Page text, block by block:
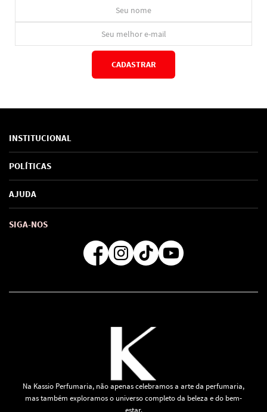
CADASTRAR
INSTITUCIONAL
Sobre Nós
Marcas
SAC de marcas
Como comprar
POLÍTICAS
Política de Privacidade
Troca e Devoluções
Formas de Pagamento
Regra de Frete Grátis
AJUDA
SIGA-NOS
Na Kassio Perfumaria, não apenas celebramos a arte da perfumaria,
mas também exploramos o universo completo da beleza e do bem-
estar.